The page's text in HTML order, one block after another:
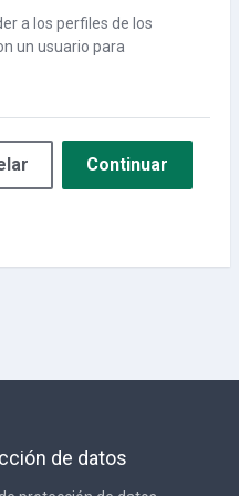
a los perfiles de los
un usuario para
Continuar
de datos